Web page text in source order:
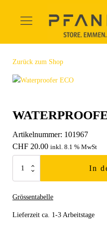
Zurück zum Shop
Artikelnummer: 101967
CHF 20.00 inkl. 8.1 % MwSt
Waterproofer
In
Grössentabelle
Lieferzeit ca. 1-3 Arbeitstage